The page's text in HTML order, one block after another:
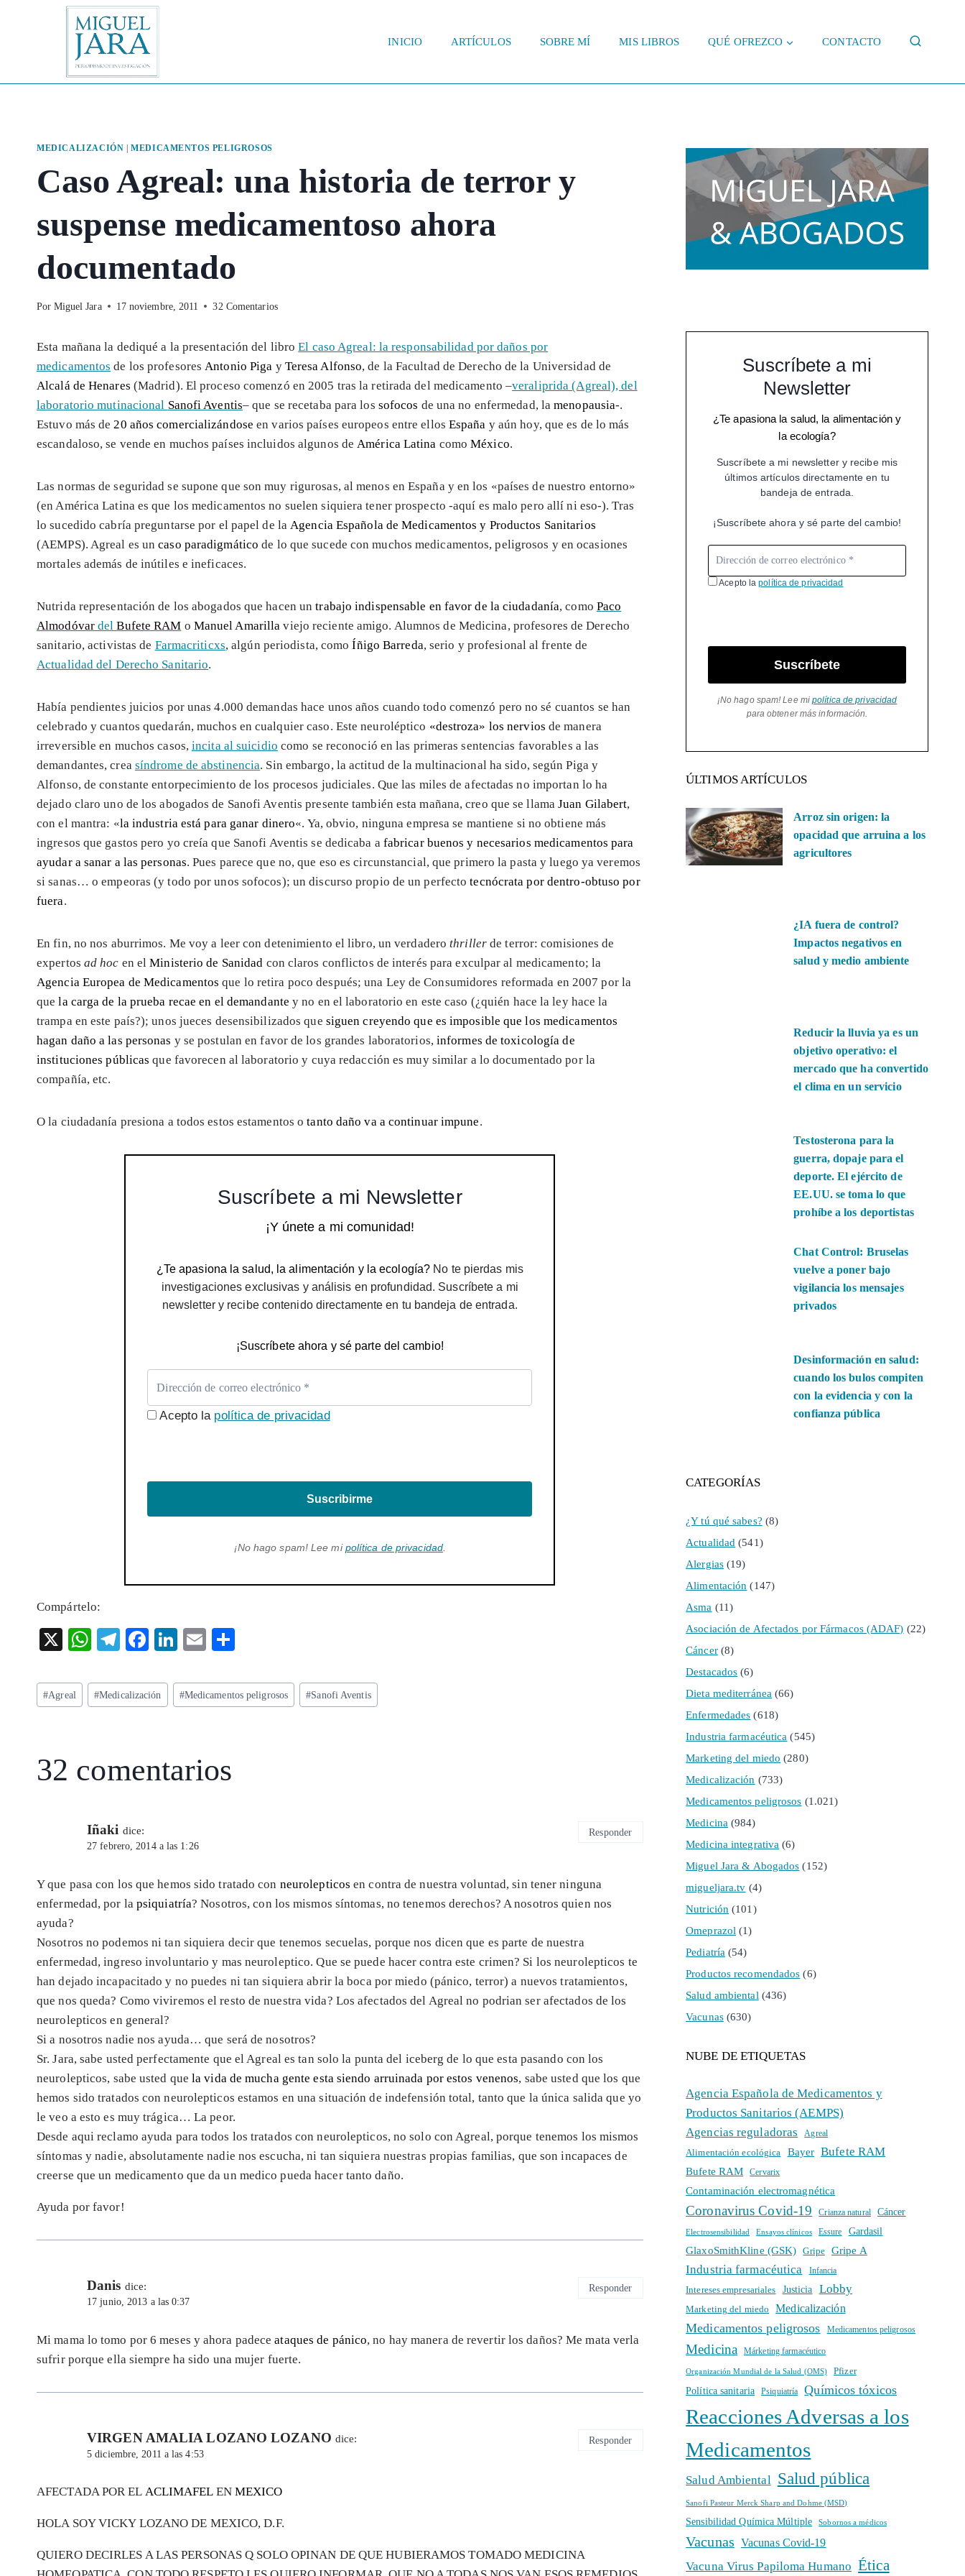
INICIO ARTÍCULOS SOBRE MÍ MIS LIBROS QUÉ OFREZCO CONTACTO
MEDICALIZACIÓN |MEDICAMENTOS PELIGROSOS
Caso Agreal: una historia de terror y
suspense medicamentoso ahora
documentado
Por Miguel Jara 17 noviembre, 2011 32 Comentarios
Esta mañana la dediqué a la presentación del libroEl caso Agreal: la responsabilidad por daños por
medicamentos de los profesores Antonio Piga y Teresa Alfonso, de la Facultad de Derecho de la Universidad de
Alcalá de Henares (Madrid). El proceso comenzó en 2005 tras la retirada del medicamento –veraliprida (Agreal), del
laboratorio mutinacional Sanofi Aventis– que se recetaba para los sofocos de una no enfermedad, lamenopausia-.
Estuvo más de 20 años comercializándose en varios países europeos entre ellos España y aún hoy, que es de lo más
escandaloso, se vende en muchos países incluidos algunos de América Latina comoMéxico.
Las normas de seguridad se supone que son muy rigurosas, al menos en España y en los «países de nuestro entorno»
(en América Latina es que los medicamentos no suelen siquiera tener prospecto -aquí es malo pero allí ni eso-). Tras
lo sucedido cabría preguntarse por el papel de la Agencia Española de Medicamentos y Productos Sanitarios
(AEMPS). Agreal es uncaso paradigmático de lo que sucede con muchos medicamentos, peligrosos y en ocasiones
mortales además de inútiles e ineficaces.
Nutrida representación de los abogados que hacen untrabajo indispensable en favor de la ciudadanía, como Paco
AlmodóvardelBufete RAM o Manuel Amarilla viejo reciente amigo. Alumnos de Medicina, profesores de Derecho
sanitario, activistas de Farmacriticxs, algún periodista, comoÍñigo Barreda, serio y profesional al frente de
Actualidad del Derecho Sanitario.
Había pendientes juicios por unas 4.000 demandas hace unos años cuando todo comenzó pero no sé cuantos se han
celebrado y cuantos quedarán, muchos en cualquier caso. Este neuroléptico «destroza» los nervios de manera
irreversible en muchos casos,incita al suicidio como se reconoció en las primeras sentencias favorables a las
demandantes, crea síndrome de abstinencia. Sin embargo, la actitud de la multinacional ha sido, según Piga y
Alfonso, de constante entorpecimiento de los procesos judiciales. Que las miles de afectadas no importan lo ha
dejado claro uno de los abogados de Sanofi Aventis presente también esta mañana, creo que se llamaJuan Gilabert,
con el mantra: «la industria está para ganar dinero«. Ya, obvio, ninguna empresa se mantiene si no obtiene más
ingresos que gastos pero yo creía que Sanofi Aventis se dedicaba a fabricar buenos y necesarios medicamentos para
ayudar a sanar a las personas. Pues parece que no, que eso es circunstancial, que primero la pasta y luego ya veremos
si sanas… o empeoras (y todo por unos sofocos); un discurso propio de un perfectotecnócrata por dentro-obtuso por
fuera.
En fin, no nos aburrimos. Me voy a leer con detenimiento el libro, un verdaderothriller de terror: comisiones de
expertos ad hoc en elMinisterio de Sanidad con claros conflictos de interés para exculpar al medicamento; la
Agencia Europea de Medicamentos que lo retira poco después; una Ley de Consumidores reformada en 2007 por la
quela carga de la prueba recae en el demandante y no en el laboratorio en este caso (¿quién hace la ley hace la
trampa en este país?); unos jueces desensibilizados que siguen creyendo que es imposible que los medicamentos
hagan daño a las personas y se postulan en favor de los grandes laboratorios, informes de toxicología de
instituciones públicas que favorecen al laboratorio y cuya redacción es muy similar a lo documentado por la
compañía, etc.
O la ciudadanía presiona a todos estos estamentos otanto daño va a continuar impune.
Suscríbete a mi Newsletter
¡Y únete a mi comunidad!
¿Te apasiona la salud, la alimentación y la ecología? No te pierdas mis
investigaciones exclusivas y análisis en profundidad. Suscríbete a mi
newsletter y recibe contenido directamente en tu bandeja de entrada.
¡Suscríbete ahora y sé parte del cambio!
Acepto la política de privacidad
Suscribirme
¡No hago spam! Lee mipolítica de privacidad
Compártelo:
X
W
ts
A
T
eg
ra
F
eb
o
Li
ke
dI
E
ai
l
re
Etiquetas
de
#Agreal #Medicalización #Medicamentos peligrosos #Sanofi Aventis
32 comentarios
Iñaki dice:
27 febrero, 2014 a las 1:26
Y que pasa con los que hemos sido tratado con neurolepticosen contra de nuestra voluntad, sin tener ninguna
enfermedad, por la psiquiatría? Nosotros, con los mismos síntomas, no tenemos derechos? A nosotros quien nos
ayuda?
Nosotros no podemos ni tan siquiera decir que tenemos secuelas, porque nos dicen que es parte de nuestra
enfermedad, ingreso involuntario y mas neuroleptico. Que se puede hacer contra este crimen? Si los neurolepticos te
han dejado incapacitado y no puedes ni tan siquiera abrir la boca por miedo (pánico, terror) a nuevos tratamientos,
que nos queda? Como viviremos el resto de nuestra vida? Los afectados del Agreal no podrian ser afectados de los
neurolepticos en general?
Si a nosotros nadie nos ayuda… que será de nosotros?
Sr. Jara, sabe usted perfectamente que el Agreal es tan solo la punta del iceberg de lo que esta pasando con los
neurolepticos, sabe usted quela vida de mucha gente esta siendo arruinada por estos venenos, sabe usted que los que
hemos sido tratados con neurolepticos estamos en una situación de indefensión total, tanto que la única salida que yo
le veo a esto es muy trágica… La peor.
Desde aqui reclamo ayuda para todos los tratados con neurolepticos, no solo con Agreal, porque tenemos los mismos
síntomas y nadie, absolutamente nadie nos escucha, ni tan siquiera nuestras propias familias, que son incapaces de
creerse que un medicamento que da un medico pueda hacer tanto daño.
Ayuda por favor!
Responder
Danis dice:
17 junio, 2013 a las 0:37
Mi mama lo tomo por 6 meses y ahora padeceataques de pánico, no hay manera de revertir los daños? Me mata verla
sufrir porque ella siempre ha sido una mujer fuerte.
Responder
VIRGEN AMALIA LOZANO LOZANO dice:
5 diciembre, 2011 a las 4:53
AFECTADA POR EL ACLIMAFEL EN MEXICO
HOLA SOY VICKY LOZANO DE MEXICO, D.F.
QUIERO DECIRLES A LAS PERSONAS Q SOLO OPINAN DE QUE HUBIERAMOS TOMADO MEDICINA
Responder
Suscríbete a mi
Newsletter
¿Te apasiona la salud, la alimentación y
la ecología?
Suscríbete a mi newsletter y recibe mis
últimos artículos directamente en tu
bandeja de entrada.
¡Suscríbete ahora y sé parte del cambio!
Acepto lapolítica de privacidad
Suscríbete
¡No hago spam! Lee mipolítica de privacidad
para obtener más información.
ÚLTIMOS ARTÍCULOS
Arroz sin origen: la
opacidad que arruina a los
agricultores
¿IA fuera de control?
Impactos negativos en
salud y medio ambiente
Reducir la lluvia ya es un
objetivo operativo: el
mercado que ha convertido
el clima en un servicio
Testosterona para la
guerra, dopaje para el
deporte. El ejército de
EE.UU. se toma lo que
prohíbe a los deportistas
Chat Control: Bruselas
vuelve a poner bajo
vigilancia los mensajes
privados
Desinformación en salud:
cuando los bulos compiten
con la evidencia y con la
confianza pública
CATEGORÍAS
¿Y tú qué sabes? (8)
Actualidad (541)
Alergias(19)
Alimentación (147)
Asma (11)
Asociación de Afectados por Fármacos (ADAF) (22)
Cáncer(8)
Destacados (6)
Dieta mediterránea (66)
Enfermedades (618)
Industria farmacéutica (545)
Marketing del miedo (280)
Medicalización (733)
Medicamentos peligrosos (1.021)
Medicina (984)
Medicina integrativa (6)
Miguel Jara & Abogados (152)
migueljara.tv (4)
Nutrición (101)
Omeprazol (1)
Pediatría (54)
Productos recomendados (6)
Salud ambiental (436)
Vacunas(630)
NUBE DE ETIQUETAS
Agencia Española de Medicamentos y
Productos Sanitarios (AEMPS)
Agencias reguladoras
Agreal
Alimentación ecológica Bayer Bufete RAM
Bufete RAM Cervarix
Contaminación electromagnética
Coronavirus Covid-19 Crianza natural Cáncer
Electrosensibilidad Ensayos clínicos Essure Gardasil
GlaxoSmithKline (GSK) Gripe Gripe A
Industria farmacéutica Infancia
Intereses empresariales Justicia Lobby
Marketing del miedo Medicalización
Medicamentos peligrosos Medicamentos peligrosos
Medicina Márketing farmacéutico
Organización Mundial de la Salud (OMS) Pfizer
Política sanitaria Psiquiatría Químicos tóxicos
Reacciones Adversas a los
Medicamentos
Salud Ambiental Salud pública
Sanofi Pasteur Merck Sharp and Dohme (MSD)
Sensibilidad Química Múltiple Sobornos a médicos
Vacunas Vacunas Covid-19
Vacuna Virus Papiloma Humano Ética